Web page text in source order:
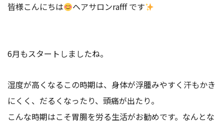
皆様こんにちは ヘアサロンrafff です
6月もスタートしましたね。
湿度が高くなるこの時期は、身体が浮腫みやすく汗もかき
にくく、だるくなったり、頭痛が出たり。
こんな時期はこそ胃腸を労る生活がお勧めです。なんとな